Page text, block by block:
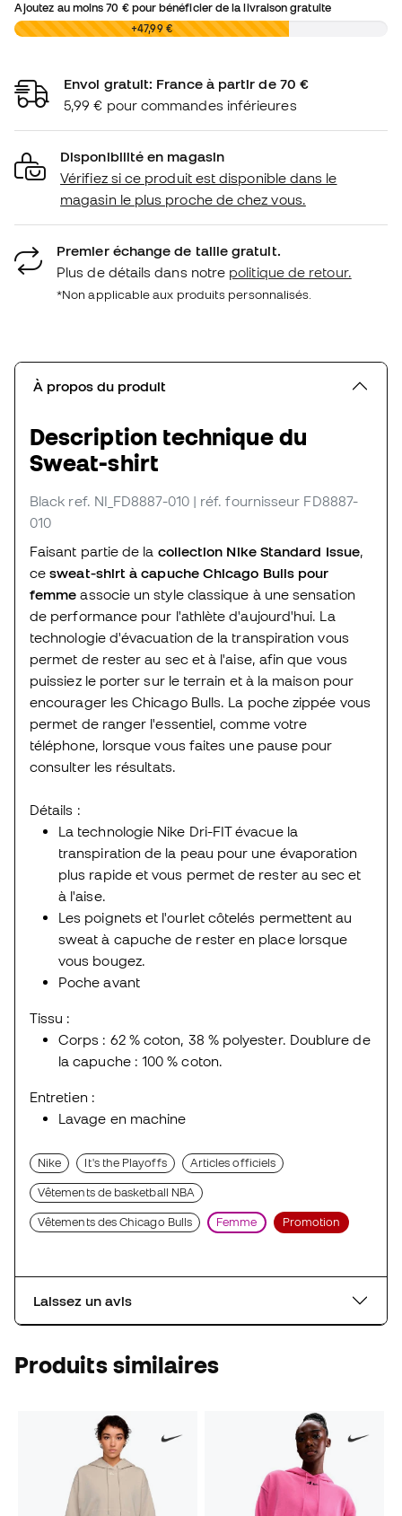
Ajoutez au moins70 €pour bénéficier de la livraison gratuite
0,00 € +47,99 €
Envoi gratuit: France à partir de 70 €
5,99 € pour commandes inférieures
Disponibilité en magasin
Vérifiez si ce produit est disponible dans le
magasin le plus proche de chez vous.
Premier échange de taille gratuit.
Plus de détails dans notre politique de retour.
*Non applicable aux produits personnalisés.
À propos du produit
Description technique du
Sweat-shirt
Black ref. NI_FD8887-010 | réf. fournisseur FD8887-
010
Faisant partie de la collection Nike Standard Issue,
cesweat-shirt à capuche Chicago Bulls pour
femme associe un style classique à une sensation
de performance pour l'athlète d'aujourd'hui. La
technologie d'évacuation de la transpiration vous
permet de rester au sec et à l'aise, afin que vous
puissiez le porter sur le terrain et à la maison pour
encourager les Chicago Bulls. La poche zippée vous
permet de ranger l'essentiel, comme votre
téléphone, lorsque vous faites une pause pour
consulter les résultats.
Détails :
La technologie Nike Dri-FIT évacue la
transpiration de la peau pour une évaporation
plus rapide et vous permet de rester au sec et
à l'aise.
Les poignets et l'ourlet côtelés permettent au
sweat à capuche de rester en place lorsque
vous bougez.
Poche avant
Tissu :
Corps : 62 % coton, 38 % polyester. Doublure de
la capuche : 100 % coton.
Entretien :
Lavage en machine
Nike It's the Playoffs Articles officiels
Vêtements de basketball NBA
Vêtements des Chicago Bulls Femme Promotion
Laissez un avis
Produits similaires